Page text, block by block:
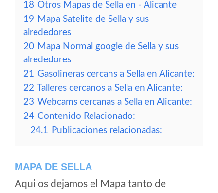
18 Otros Mapas de Sella en - Alicante
19 Mapa Satelite de Sella y sus
alrededores
20 Mapa Normal google de Sella y sus
alrededores
21 Gasolineras cercans a Sella en Alicante:
22 Talleres cercanos a Sella en Alicante:
23 Webcams cercanas a Sella en Alicante:
24 Contenido Relacionado:
24.1 Publicaciones relacionadas:
MAPA DE SELLA
Aqui os dejamos el Mapa tanto de